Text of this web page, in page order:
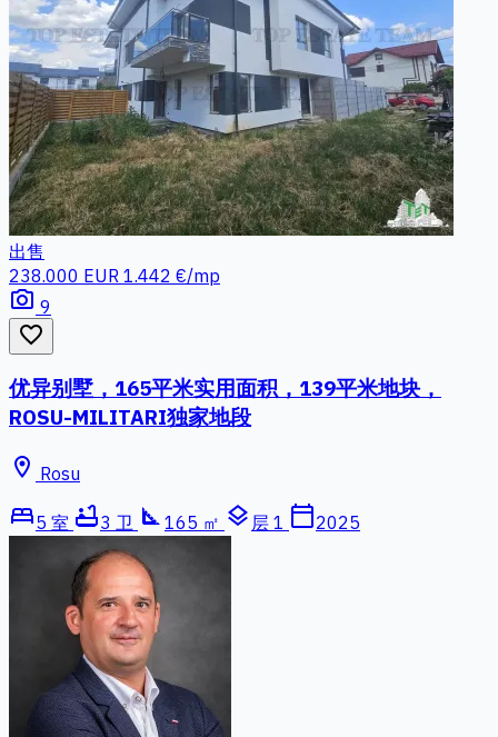
出售
238.000 EUR 1.442 €/mp
photo_camera 9
favorite_border
优异别墅，165平米实用面积，139平米地块，
ROSU-MILITARI独家地段
location_on Rosu
bed5 室 bathtub3 卫 square_foot 165 ㎡ layers 层 1 calendar_today2025